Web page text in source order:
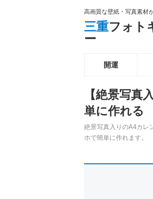
高画質な壁紙・写真素材
三重フォト
ー
開運
【絶景写真
単に作れる
絶景写真入りのA4カレ
ホで簡単に作れます。